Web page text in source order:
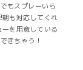
もスプレーいら
も対応してくれ
を用意している
きちゃう！